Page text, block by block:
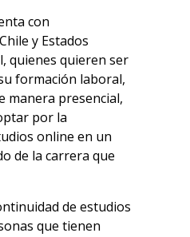
con
y Estados
quienes quieren ser
formación laboral,
manera presencial,
por la
online en un
de la carrera que
de estudios
que tienen